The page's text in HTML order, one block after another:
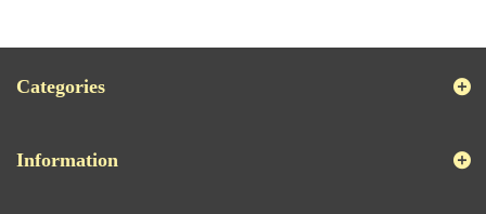
Categories
Information